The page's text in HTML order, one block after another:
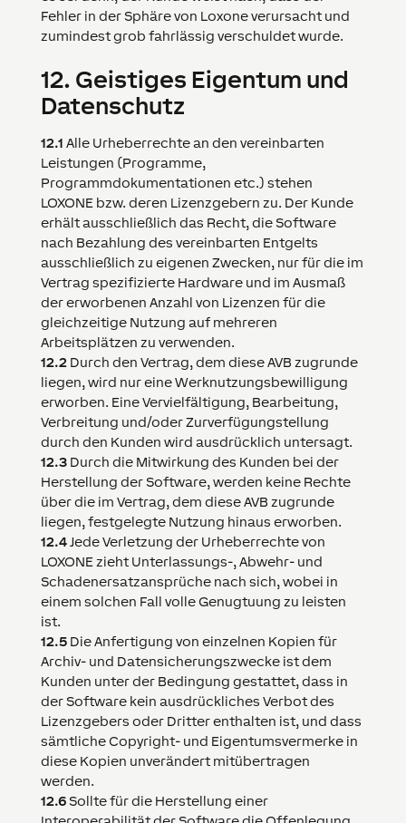
Fehler in der Sphäre von Loxoneverursacht und
zumindest grob fahrlässig verschuldet wurde.
12. Geistiges Eigentum und
Datenschutz
12.1 Alle Urheberrechte an den vereinbarten
Leistungen (Programme,
Programmdokumentationen etc.) stehen
LOXONE bzw. deren Lizenzgebern zu. Der Kunde
erhält ausschließlich das Recht, die Software
nach Bezahlung des vereinbarten Entgelts
ausschließlich zu eigenen Zwecken, nur für die im
Vertrag spezifizierte Hardware und im Ausmaß
der erworbenen Anzahl von Lizenzen für die
gleichzeitige Nutzung auf mehreren
Arbeitsplätzen zu verwenden.
12.2Durch den Vertrag, dem diese AVB zugrunde
liegen, wird nur eine Werknutzungsbewilligung
erworben. Eine Vervielfältigung, Bearbeitung,
Verbreitung und/oder Zurverfügungstellung
durch den Kunden wird ausdrücklich untersagt.
12.3Durch die Mitwirkung des Kunden bei der
Herstellung der Software, werden keine Rechte
über die im Vertrag, dem diese AVB zugrunde
liegen, festgelegte Nutzung hinaus erworben.
12.4Jede Verletzung der Urheberrechte von
LOXONE zieht Unterlassungs-, Abwehr- und
Schadenersatzansprüche nach sich, wobei in
einem solchen Fall volle Genugtuung zu leisten
ist.
12.5 Die Anfertigung von einzelnen Kopien für
Archiv- und Datensicherungszwecke ist dem
Kunden unter der Bedingung gestattet, dass in
der Software kein ausdrückliches Verbot des
Lizenzgebers oder Dritter enthalten ist, und dass
sämtliche Copyright- und Eigentumsvermerke in
diese Kopien unverändert mitübertragen
werden.
12.6 Sollte für die Herstellung einer